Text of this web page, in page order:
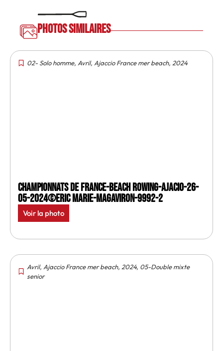
Photos similaires
02- Solo homme, Avril, Ajaccio France mer beach, 2024
Championnats de France-Beach rowing-Ajacio-26-
05-2024©Eric Marie-MagAviron-9992-2
Voir la photo
Avril, Ajaccio France mer beach, 2024, 05-Double mixte
senior